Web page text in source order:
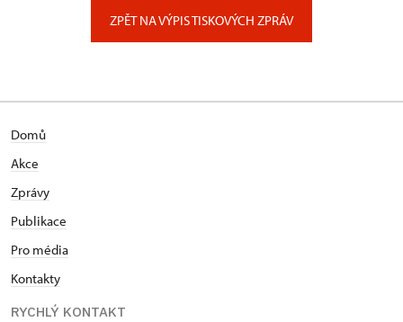
ZPĚT NA VÝPIS TISKOVÝCH ZPRÁV
Domů
Akce
Zprávy
Publikace
Pro média
Kontakty
RYCHLÝ KONTAKT